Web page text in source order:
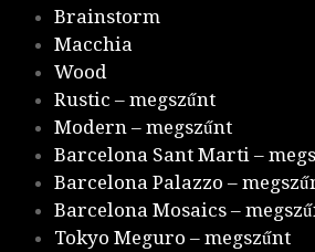
Brainstorm
Macchia
Wood
Rustic – megszűnt
Modern – megszűnt
Barcelona Sant Marti –
Barcelona Palazzo –
Barcelona Mosaics –
Tokyo Meguro – megszűnt